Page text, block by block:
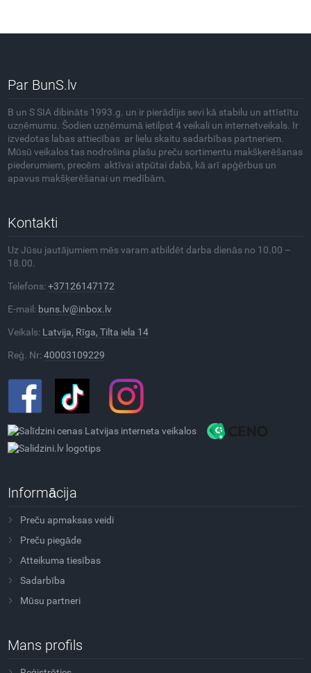
Par BunS.lv
B un S SIA dibināts 1993.g. un ir pierādījis sevi kā stabilu un attīstītu
uzņēmumu. Šodien uzņēmumā ietilpst 4 veikali un internetveikals. Ir
izvedotas labas attiecības ar lielu skaitu sadarbības partneriem.
Mūsū veikalos tas nodrošina plašu preču sortimentu makšķerēšanas
piederumiem, precēm aktīvai atpūtai dabā, kā arī apģērbus un
apavus makšķerēšanai un medībām.
Kontakti
Uz Jūsu jautājumiem mēs varam atbildēt darba dienās no 10.00 –
18.00.
Telefons:+37126147172
E-mail: buns.lv@inbox.lv
Veikals: Latvija, Rīga, Tilta iela 14
Reģ. Nr:40003109229
Informācija
Preču apmaksas veidi
Preču piegāde
Atteikuma tiesības
Sadarbība
Mūsu partneri
Mans profils